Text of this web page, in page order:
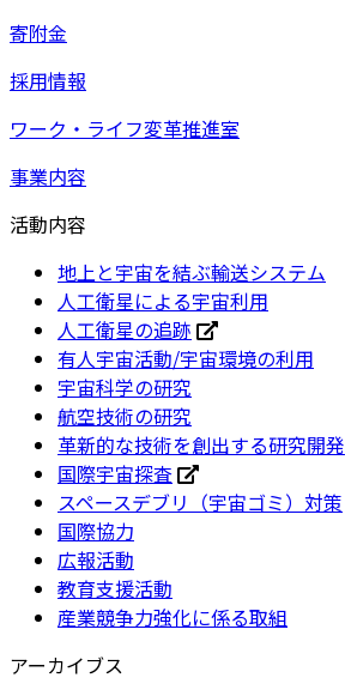
寄附金
採用情報
ワーク・ライフ変革推進室
事業内容
活動内容
地上と宇宙を結ぶ輸送システム
人工衛星による宇宙利用
人工衛星の追跡
有人宇宙活動/宇宙環境の利用
宇宙科学の研究
航空技術の研究
革新的な技術を創出する研究開発
国際宇宙探査
スペースデブリ（宇宙ゴミ）対策
国際協力
広報活動
教育支援活動
産業競争力強化に係る取組
アーカイブス